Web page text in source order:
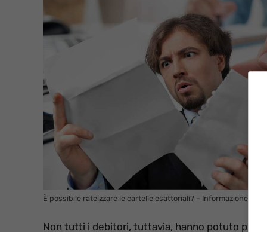
È possibile rateizzare le cartelle esattoriali? – InformazioneOggi.it
Non tutti i debitori, tuttavia, hanno potuto